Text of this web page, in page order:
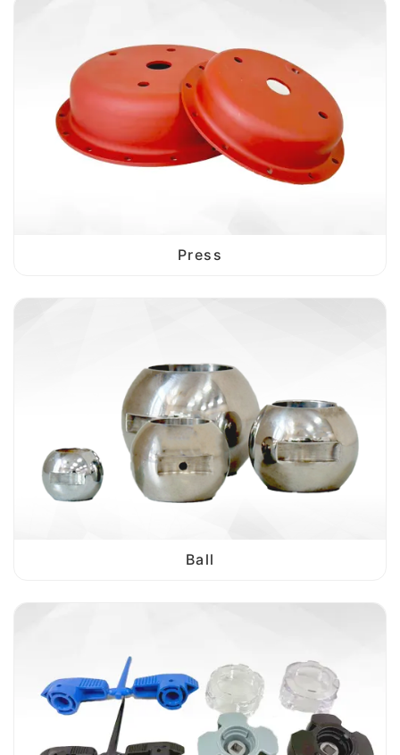
Press
Ball